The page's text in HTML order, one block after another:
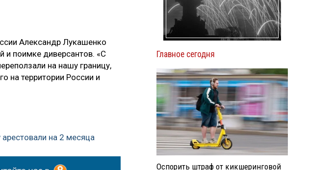
Александр Лукашенко
и поимке диверсантов. «С
на нашу границу,
на территории России и
на 2 месяца
Главное сегодня
Оспорить штраф от кикшеринговой